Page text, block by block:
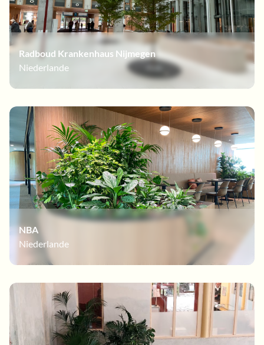
Radboud Krankenhaus Nijmegen
Niederlande
NBA
Niederlande